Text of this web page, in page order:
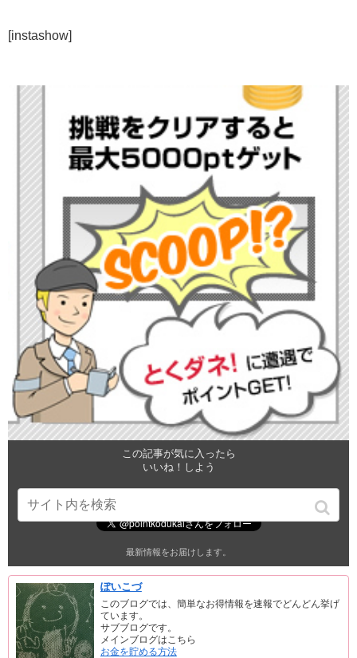
[instashow]
この記事が気に入ったら
いいね！しよう
最新情報をお届けします。
ぽいこづ
このブログでは、簡単なお得情報を速報でどんどん挙げ
ています。
サブブログです。
メインブログはこちら
お金を貯める方法